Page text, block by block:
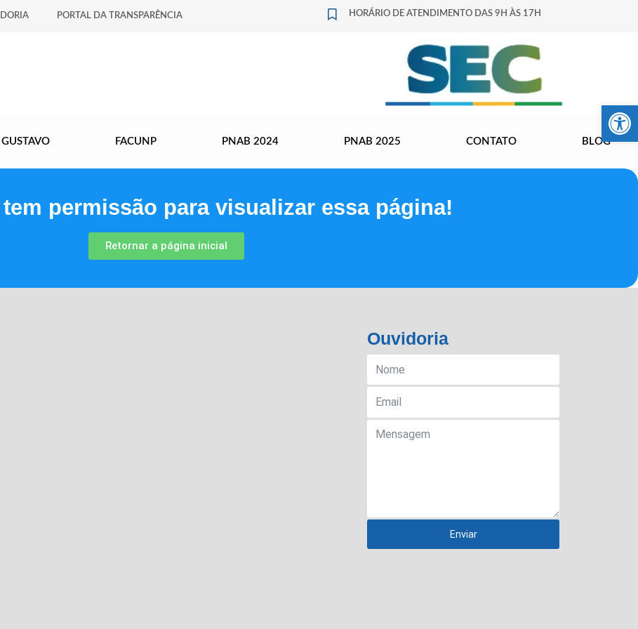
PORTAL DA TRANSPARÊNCIA HORÁRIO DE ATENDIMENTO DAS 9H ÀS 17H
FACUNP PNAB 2024 PNAB 2025 CONTATO BLOG
permissão para visualizar essa página!
Retornar a página inicial
Ouvidoria
Enviar
Barra de